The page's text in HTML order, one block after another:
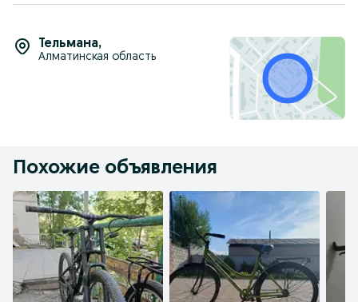
Тельмана,
Алматинская область
Похожие объявления